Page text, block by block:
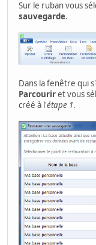
Sur le ruban vous
sauvegarde.
Dans la fenêtre qui
Parcouriret vous
créé à l'étape 1.